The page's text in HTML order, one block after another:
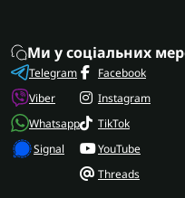
Ми у соціальних
Telegram
Viber
Whatsapp
Signal
Facebook
Instagram
TikTok
YouTube
Threads